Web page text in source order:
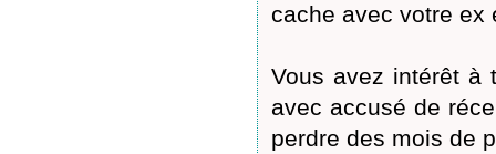
cache avec votre ex
Vous avez intérêt à
avec accusé de
perdre des mois de